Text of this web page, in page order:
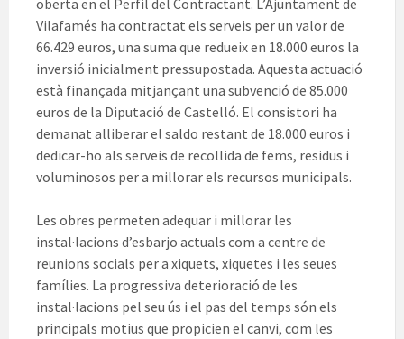
Vilafamés ha contractat els serveis per un valor de
66.429 euros, una suma que redueix en 18.000 euros la
inversió inicialment pressupostada. Aquesta actuació
està finançada mitjançant una subvenció de 85.000
euros de la Diputació de Castelló. El consistori ha
demanat alliberar el saldo restant de 18.000 euros i
dedicar-ho als serveis de recollida de fems, residus i
voluminosos per a millorar els recursos municipals.
Les obres permeten adequar i millorar les
instal·lacions d’esbarjo actuals com a centre de
reunions socials per a xiquets, xiquetes i les seues
famílies. La progressiva deterioració de les
instal·lacions pel seu ús i el pas del temps són els
principals motius que propicien el canvi, com les